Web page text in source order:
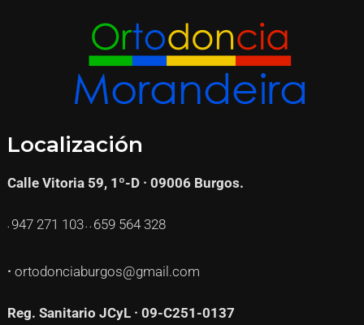
Localización
Calle Vitoria 59, 1º-D · 09006 Burgos.
· 947 271 103 · · 659 564 328
· ortodonciaburgos@gmail.com
Reg. Sanitario JCyL · 09-C251-0137